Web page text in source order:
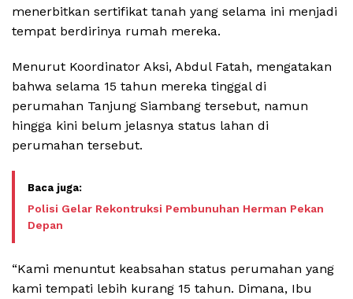
menerbitkan sertifikat tanah yang selama ini menjadi
tempat berdirinya rumah mereka.
Menurut Koordinator Aksi, Abdul Fatah, mengatakan
bahwa selama 15 tahun mereka tinggal di
perumahan Tanjung Siambang tersebut, namun
hingga kini belum jelasnya status lahan di
perumahan tersebut.
Polisi Gelar Rekontruksi Pembunuhan Herman Pekan
Depan
“Kami menuntut keabsahan status perumahan yang
kami tempati lebih kurang 15 tahun. Dimana, Ibu